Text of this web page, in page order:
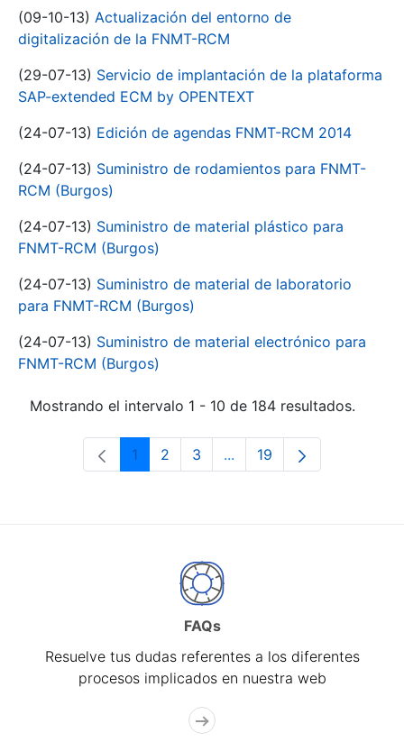
(09-10-13) Actualización del entorno de
digitalización de la FNMT-RCM
(29-07-13) Servicio de implantación de la plataforma
SAP-extended ECM by OPENTEXT
(24-07-13) Edición de agendas FNMT-RCM 2014
(24-07-13) Suministro de rodamientos para FNMT-
RCM (Burgos)
(24-07-13) Suministro de material plástico para
FNMT-RCM (Burgos)
(24-07-13) Suministro de material de laboratorio
para FNMT-RCM (Burgos)
(24-07-13) Suministro de material electrónico para
FNMT-RCM (Burgos)
Mostrando el intervalo 1 - 10 de 184 resultados.
Página
1 Página
2 Página
3 ...Páginas intermedias Use
Página
19
FAQs
Resuelve tus dudas referentes a los diferentes
procesos implicados en nuestra web